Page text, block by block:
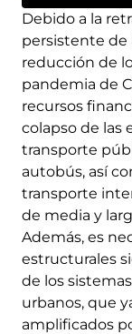
Debido a la
persistente de
reducción de
pandemia de
recursos
colapso de las
transporte
autobús, así
transporte
de media y
Además, es
estructurales
de los
urbanos, que
amplificados